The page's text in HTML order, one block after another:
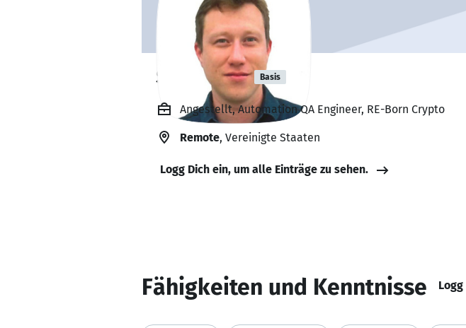
Serge Kab Basis
Angestellt, Automation QA Engineer, RE-Born Crypto
Remote, Vereinigte Staaten
Logg Dich ein, um alle Einträge zu sehen.
Fähigkeiten und Kenntnisse